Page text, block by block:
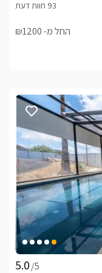
החל מ- ₪1200
/5